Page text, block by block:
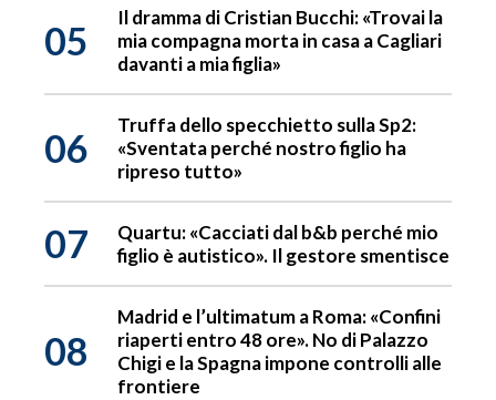
05
Il dramma di Cristian Bucchi: «Trovai la
mia compagna morta in casa a Cagliari
davanti a mia figlia»
06
Truffa dello specchietto sulla Sp2:
«Sventata perché nostro figlio ha
ripreso tutto»
07
Quartu: «Cacciati dal b&b perché mio
figlio è autistico». Il gestore smentisce
08
Madrid e l’ultimatum a Roma: «Confini
riaperti entro 48 ore». No di Palazzo
Chigi e la Spagna impone controlli alle
frontiere